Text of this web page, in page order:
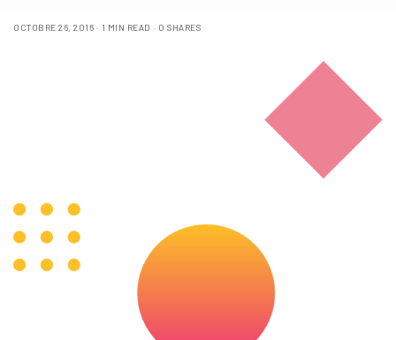
OCTOBRE 26, 2016 1 MIN READ 0 SHARES